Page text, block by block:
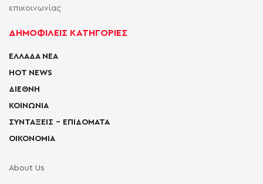
επικοινωνίας
ΔΗΜΟΦΙΛΕΙΣ ΚΑΤΗΓΟΡΙΕΣ
ΕΛΛΑΔΑ ΝΕΑ
HOT NEWS
ΔΙΕΘΝΗ
ΚΟΙΝΩΝΙΑ
ΣΥΝΤΑΞΕΙΣ – ΕΠΙΔΟΜΑΤΑ
ΟΙΚΟΝΟΜΙΑ
About Us